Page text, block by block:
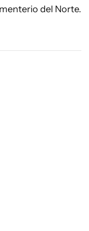
del Norte.